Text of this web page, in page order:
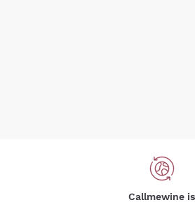
Callmewine is